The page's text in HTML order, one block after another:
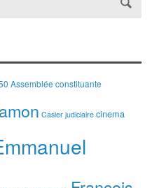
Assemblée constituante
Casier judiciaire cinema